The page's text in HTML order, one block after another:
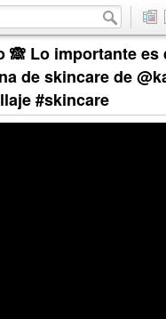
🙈 Lo importante es
de skincare de
#skincare